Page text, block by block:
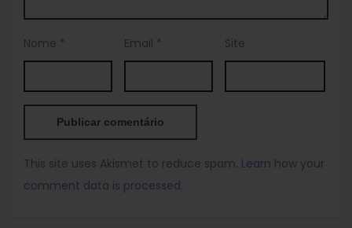
Nome * Email * Site
This site uses Akismet to reduce spam. Learn how your
comment data is processed.